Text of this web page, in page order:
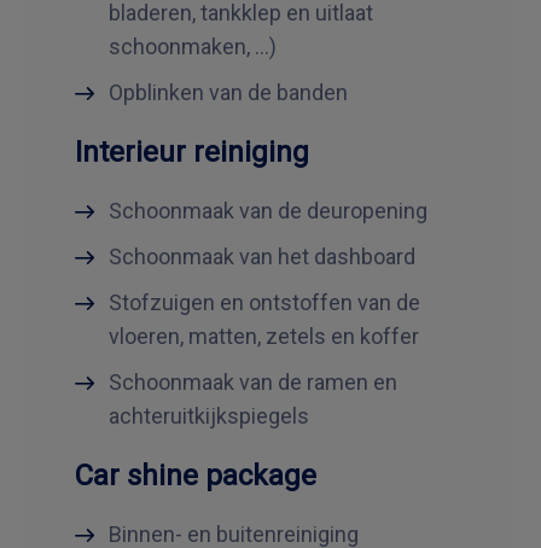
bladeren, tankklep en uitlaat
schoonmaken, ...)
Opblinken van de banden
Interieur reiniging
Schoonmaak van de deuropening
Schoonmaak van het dashboard
Stofzuigen en ontstoffen van de
vloeren, matten, zetels en koffer
Schoonmaak van de ramen en
achteruitkijkspiegels
Car shine package
Binnen- en buitenreiniging